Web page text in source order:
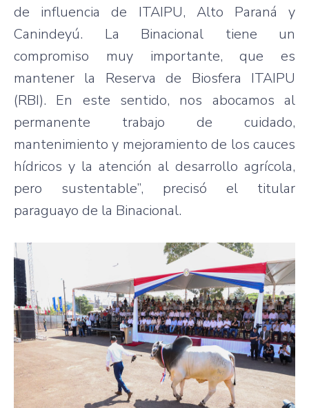
de influencia de ITAIPU, Alto Paraná y
Canindeyú. La Binacional tiene un
compromiso muy importante, que es
mantener la Reserva de Biosfera ITAIPU
(RBI). En este sentido, nos abocamos al
permanente trabajo de cuidado,
mantenimiento y mejoramiento de los cauces
hídricos y la atención al desarrollo agrícola,
pero sustentable”, precisó el titular
paraguayo de la Binacional.